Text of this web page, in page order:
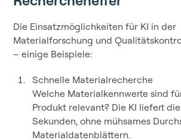
Die Einsatzmöglichkeiten für KI in der
Materialforschung und
– einige Beispiele:
Schnelle Materialrecherche
Welche Materialkennwerte sind
Produkt relevant? Die KI liefert
Sekunden, ohne mühsames
Materialdatenblättern.